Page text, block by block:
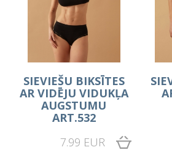
SIEVIEŠU BIKSĪTES
AR VIDĒJU VIDUKĻA
AUGSTUMU
ART.532
7.99 EUR